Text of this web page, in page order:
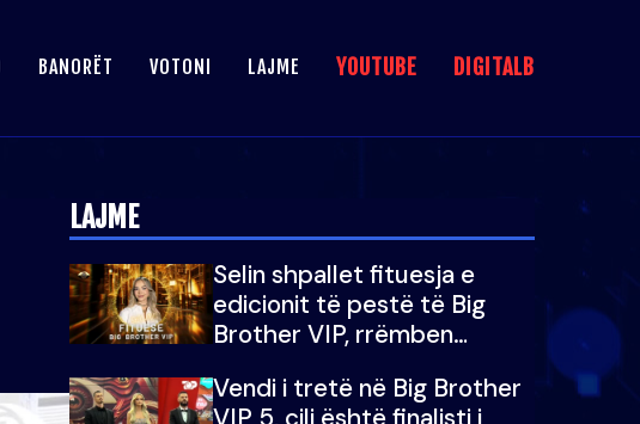
BANORËT VOTONI LAJME YOUTUBE DIGITALB
LAJME
Selin shpallet fituesja e
edicionit të pestë të Big
Brother VIP, rrëmben
mijë eurosh
Vendi i tretë në Big Brother
VIP 5, cili është finalisti i